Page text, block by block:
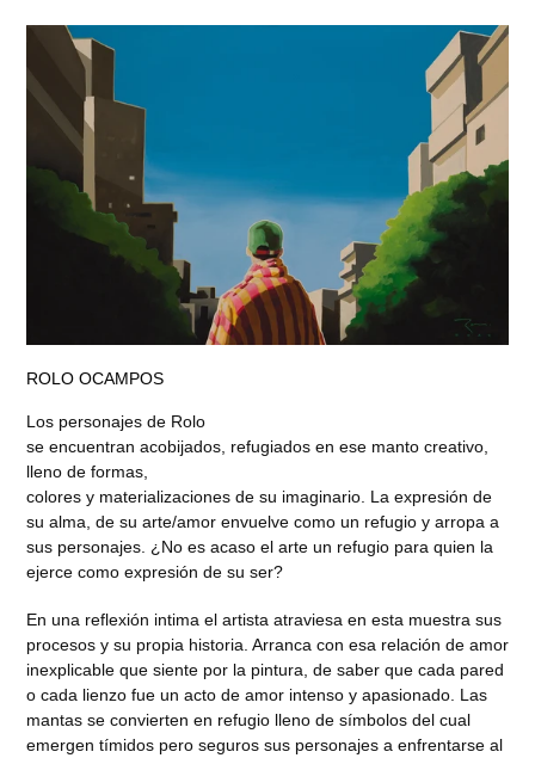
ROLO OCAMPOS
Los personajes de Rolo
se encuentran acobijados, refugiados en ese manto creativo,
lleno de formas,
colores y materializaciones de su imaginario. La expresión de
su alma, de su arte/amor envuelve como un refugio y arropa a
sus personajes. ¿No es acaso el arte un refugio para quien la
ejerce como expresión de su ser?
En una reflexión intima el artista atraviesa en esta muestra sus
procesos y su propia historia. Arranca con esa relación de amor
inexplicable que siente por la pintura, de saber que cada pared
o cada lienzo fue un acto de amor intenso y apasionado. Las
mantas se convierten en refugio lleno de símbolos del cual
emergen tímidos pero seguros sus personajes a enfrentarse al